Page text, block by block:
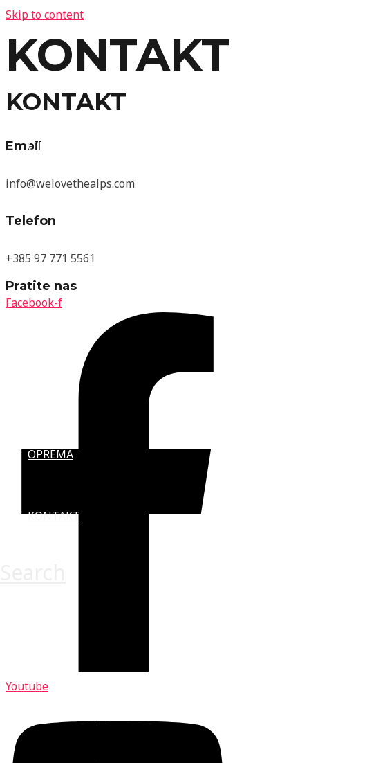
Skip to content
O NAMA
OPREMA
KONTAKT
KONTAKT
KONTAKT
Email
info@welovethealps.com
Telefon
+385 97 771 5561
Pratite nas
Facebook-f
Youtube